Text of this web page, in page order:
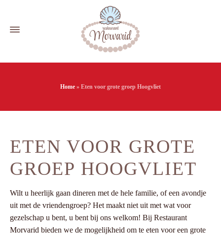
Home » Eten voor grote groep Hoogvliet
ETEN VOOR GROTE
GROEP HOOGVLIET
Wilt u heerlijk gaan dineren met de hele familie, of een avondje
uit met de vriendengroep? Het maakt niet uit met wat voor
gezelschap u bent, u bent bij ons welkom! Bij Restaurant
Morvarid bieden we de mogelijkheid om te eten voor een grote